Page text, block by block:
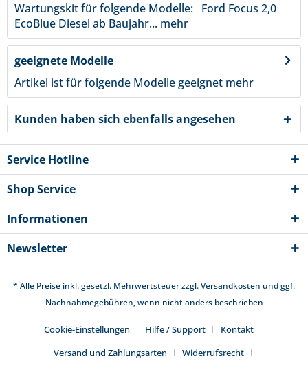
Wartungskit für folgende Modelle: Ford Focus 2,0
EcoBlue Diesel ab Baujahr... mehr
geeignete Modelle
Artikel ist für folgende Modelle geeignet mehr
Kunden haben sich ebenfalls angesehen
Service Hotline
Shop Service
Informationen
Newsletter
* Alle Preise inkl. gesetzl. Mehrwertsteuer zzgl.Versandkosten und ggf.
Nachnahmegebühren, wenn nicht anders beschrieben
Cookie-Einstellungen Hilfe / Support
Kontakt
Versand und Zahlungsarten
Widerrufsrecht